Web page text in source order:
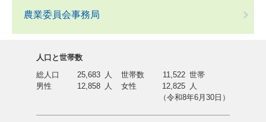
農業委員会事務局
人口と世帯数
総人口
25,683 人 世帯数 11,522 世帯
男性
12,858 人 女性 12,825
人
（令和8年6月30日）